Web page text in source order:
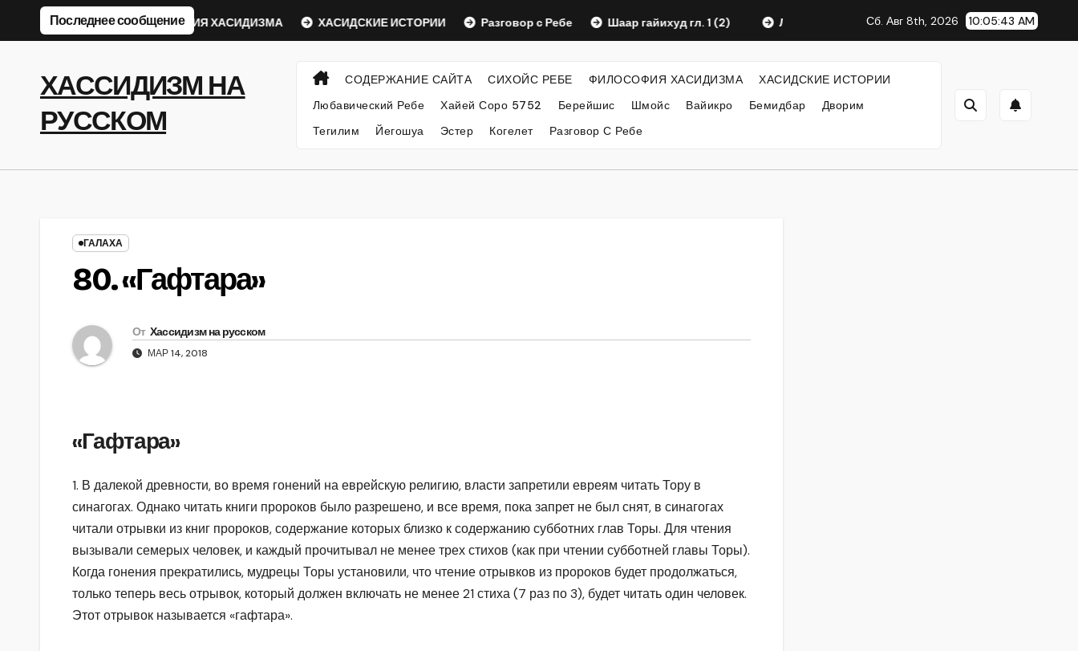
Перейти
Последнее сообщение
Ребе ФИЛОСОФИЯ ХАСИДИЗМА ХАСИДСКИЕ ИСТОРИИ Разговор с Ребе Шаар гайихуд гл. 1 (2) Любавический Ребе ФИЛОСОФИЯ ХАСИДИЗМА
Сб. Авг 8th, 2026 10:05:44 AM
ХАССИДИЗМ НА
РУССКОМ
СОДЕРЖАНИЕ САЙТА СИХОЙС РЕБЕ ФИЛОСОФИЯ ХАСИДИЗМА
ХАСИДСКИЕ ИСТОРИИ
Любавический Ребе
Хайей Соро 5752 Берейшис Шмойс Вайикро Бемидбар
Дворим
Тегилим
Йегошуа Эстер Когелет Разговор С Ребе
ГАЛАХА
80. «Гафтара»
От Хассидизм на русском
МАР 14, 2018
«Гафтара»
1. В далекой древности, во время гонений на еврейскую религию, власти запретили евреям читать Тору в
синагогах. Однако читать книги пророков было разрешено, и все время, пока запрет не был снят, в синагогах
читали отрывки из книг пророков, содержание которых близко к содержанию субботних глав Торы. Для чтения
вызывали семерых человек, и каждый прочитывал не менее трех стихов (как при чтении субботней главы Торы).
Когда гонения прекратились, мудрецы Торы установили, что чтение отрывков из пророков будет продолжаться,
только теперь весь отрывок, который должен включать не менее 21 стиха (7 раз по 3), будет читать один человек.
Этот отрывок называется «гафтара».